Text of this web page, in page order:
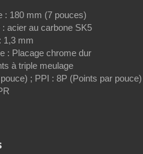
: 180 mm (7 pouces)
acier au carbone SK5
1,3 mm
: Placage chrome dur
à triple meulage
; PPI : 8P (Points par pouce)